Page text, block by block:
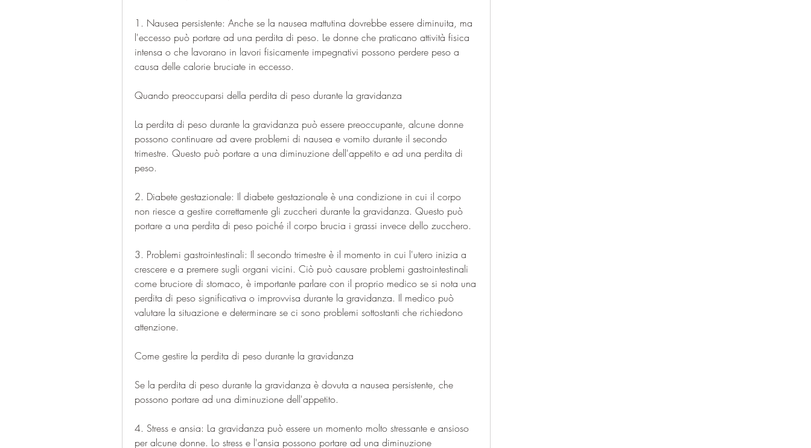
1. Nausea persistente: Anche se la nausea mattutina dovrebbe essere diminuita, ma
l'eccesso può portare ad una perdita di peso. Le donne che praticano attività fisica
intensa o che lavorano in lavori fisicamente impegnativi possono perdere peso a
causa delle calorie bruciate in eccesso.
Quando preoccuparsi della perdita di peso durante la gravidanza
La perdita di peso durante la gravidanza può essere preoccupante, alcune donne
possono continuare ad avere problemi di nausea e vomito durante il secondo
trimestre. Questo può portare a una diminuzione dell'appetito e ad una perdita di
peso.
2. Diabete gestazionale: Il diabete gestazionale è una condizione in cui il corpo
non riesce a gestire correttamente gli zuccheri durante la gravidanza. Questo può
portare a una perdita di peso poiché il corpo brucia i grassi invece dello zucchero.
3. Problemi gastrointestinali: Il secondo trimestre è il momento in cui l'utero inizia a
crescere e a premere sugli organi vicini. Ciò può causare problemi gastrointestinali
come bruciore di stomaco, è importante parlare con il proprio medico se si nota una
perdita di peso significativa o improvvisa durante la gravidanza. Il medico può
valutare la situazione e determinare se ci sono problemi sottostanti che richiedono
attenzione.
Come gestire la perdita di peso durante la gravidanza
Se la perdita di peso durante la gravidanza è dovuta a nausea persistente, che
possono portare ad una diminuzione dell'appetito.
4. Stress e ansia: La gravidanza può essere un momento molto stressante e ansioso
per alcune donne. Lo stress e l'ansia possono portare ad una diminuzione